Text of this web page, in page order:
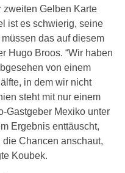
zweiten Gelben Karte
ist es schwierig, seine
das auf diesem
Hugo Broos. “Wir haben
von einem
in dem wir nicht
steht mit nur einem
Gastgeber Mexiko unter
Ergebnis enttäuscht,
Chancen anschaut,
Koubek.